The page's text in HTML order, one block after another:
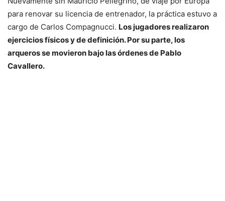
para renovar su licencia de entrenador, la práctica estuvo a
cargo de Carlos Compagnucci. Los jugadores realizaron
ejercicios físicos y de definición. Por su parte, los
arqueros se movieron bajo las órdenes de Pablo
Cavallero.